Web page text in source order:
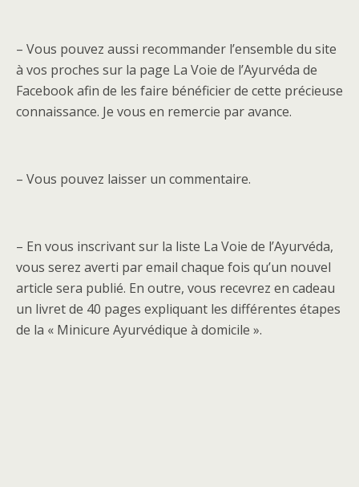
– Vous pouvez aussi recommander l’ensemble du site
à vos proches sur la page La Voie de l’Ayurvéda de
Facebook afin de les faire bénéficier de cette précieuse
connaissance. Je vous en remercie par avance.
– Vous pouvez laisser un commentaire.
– En vous inscrivant sur la liste La Voie de l’Ayurvéda,
vous serez averti par email chaque fois qu’un nouvel
article sera publié. En outre, vous recevrez en cadeau
un livret de 40 pages expliquant les différentes étapes
de la « Minicure Ayurvédique à domicile ».